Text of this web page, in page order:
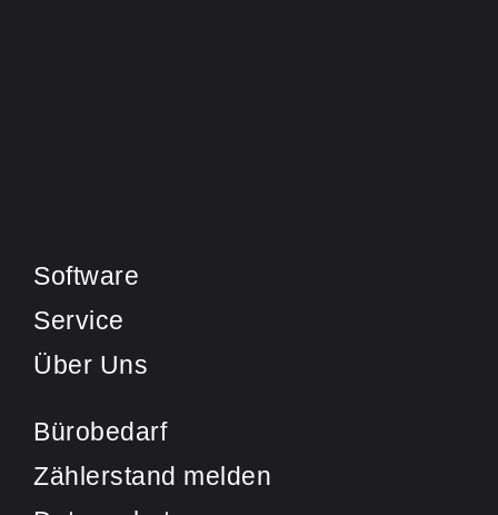
Software
Service
Über Uns
Bürobedarf
Zählerstand melden